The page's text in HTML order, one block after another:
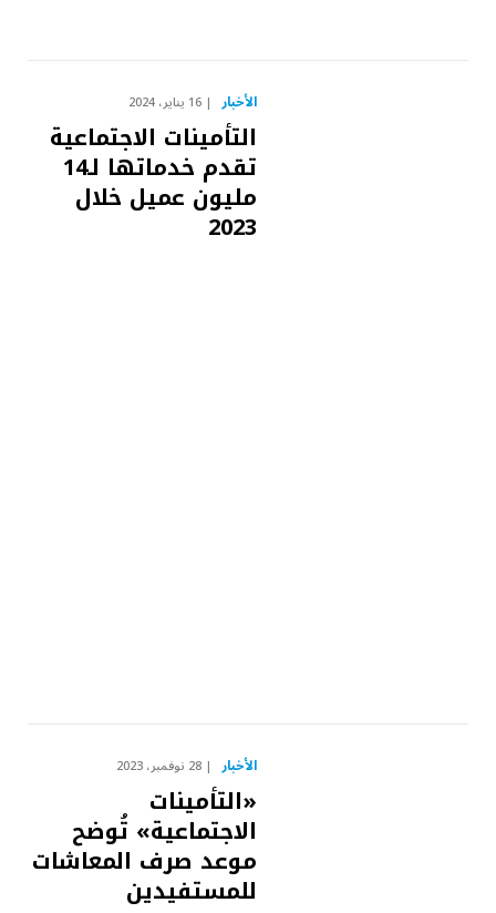
الأخبار 16 يناير، 2024
التأمينات الاجتماعية
تقدم خدماتها لـ14
مليون عميل خلال
2023
الأخبار 28 نوفمبر، 2023
«التأمينات
الاجتماعية» تُوضح
موعد صرف المعاشات
للمستفيدين